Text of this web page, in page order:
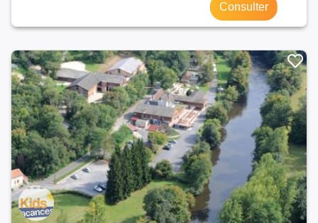
Consulter